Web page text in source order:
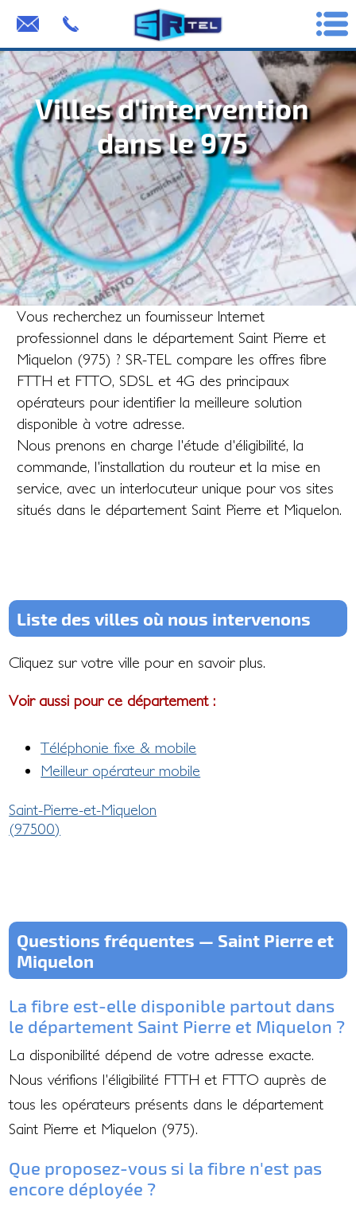
Villes d'intervention
dans le 975
Vous recherchez un fournisseur Internet
professionnel dans le département Saint Pierre et
Miquelon (975) ? SR-TEL compare les offres fibre
FTTH et FTTO, SDSL et 4G des principaux
opérateurs pour identifier la meilleure solution
disponible à votre adresse.
Nous prenons en charge l'étude d'éligibilité, la
commande, l'installation du routeur et la mise en
service, avec un interlocuteur unique pour vos sites
situés dans le département Saint Pierre et Miquelon.
Liste des villes où nous intervenons
Cliquez sur votre ville pour en savoir plus.
Voir aussi pour ce département :
Téléphonie fixe & mobile
Meilleur opérateur mobile
Saint-Pierre-et-Miquelon
(97500)
Questions fréquentes — Saint Pierre et
Miquelon
La fibre est-elle disponible partout dans
le département Saint Pierre et Miquelon ?
La disponibilité dépend de votre adresse exacte.
Nous vérifions l'éligibilité FTTH et FTTO auprès de
tous les opérateurs présents dans le département
Saint Pierre et Miquelon (975).
Que proposez-vous si la fibre n'est pas
encore déployée ?